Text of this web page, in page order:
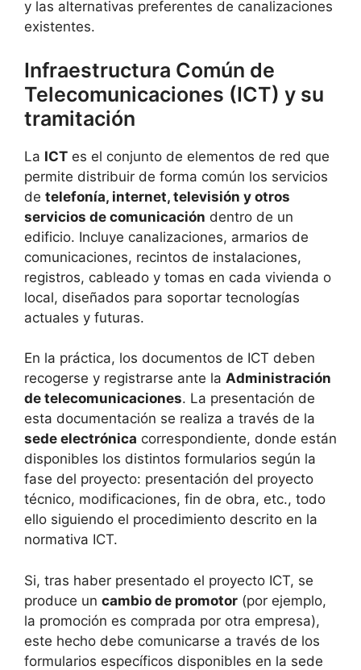
y las alternativas preferentes de canalizaciones
existentes.
Infraestructura Común de
Telecomunicaciones (ICT) y su
tramitación
La ICT es el conjunto de elementos de red que
permite distribuir de forma común los servicios
de telefonía, internet, televisión y otros
servicios de comunicación dentro de un
edificio. Incluye canalizaciones, armarios de
comunicaciones, recintos de instalaciones,
registros, cableado y tomas en cada vivienda o
local, diseñados para soportar tecnologías
actuales y futuras.
En la práctica, los documentos de ICT deben
recogerse y registrarse ante la Administración
de telecomunicaciones. La presentación de
esta documentación se realiza a través de la
sede electrónica correspondiente, donde están
disponibles los distintos formularios según la
fase del proyecto: presentación del proyecto
técnico, modificaciones, fin de obra, etc., todo
ello siguiendo el procedimiento descrito en la
normativa ICT.
Si, tras haber presentado el proyecto ICT, se
produce un cambio de promotor (por ejemplo,
la promoción es comprada por otra empresa),
este hecho debe comunicarse a través de los
formularios específicos disponibles en la sede